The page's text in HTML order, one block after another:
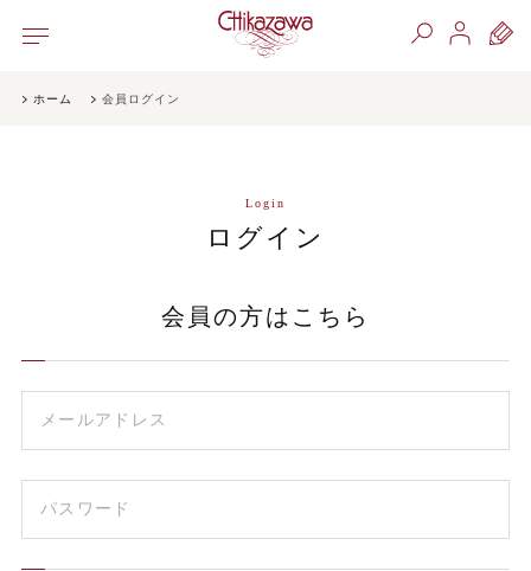
ホーム 会員ログイン
Login
ログイン
会員の方はこちら